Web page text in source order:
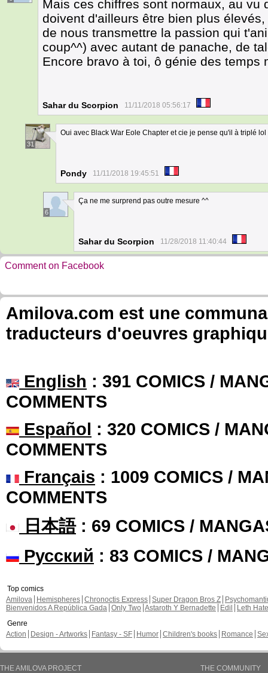
Mais ces chiffres sont normaux, au vu
doivent d'ailleurs être bien plus
de nous transmettre la passion qui
coup^^) avec autant de panache, de
Encore bravo à toi, ô génie des temps
Sahar du Scorpion 11/11/2018 05:56:17
31
Oui avec Black War Eole Chapter et cie je pense qu'il à triplé lol
Pondy 11/11/2018 19:45:51
6
Ça ne me surprend pas outre mesure ^^
Sahar du Scorpion 11/28/2018 11:40:44
Comment on Facebook
Amilova.com est une
traducteurs d'oeuvres
English : 391 COMICS /
COMMENTS
Español : 320 COMICS /
COMMENTS
Français : 1009 COMICS /
COMMENTS
日本語: 69 COMICS /
Русский : 83 COMICS /
Top comics
Amilova
Hemispheres Chronoctis Express Super Dragon Bros Z
Bienvenidos A República Gada Only Two Astaroth Y Bernadette Edil
Leth Hate
Genre
Action
Design - Artworks Fantasy - SF Humor Children's books Romance
THE AMILOVA PROJECT
THE COMMUNITY